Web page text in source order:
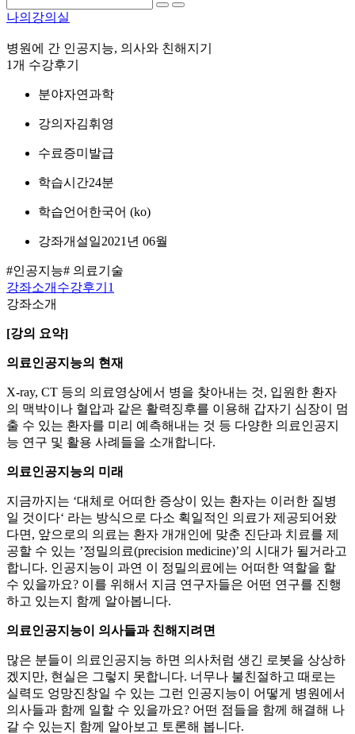
나의강의실
병원에 간 인공지능, 의사와 친해지기
1개 수강후기
분야자연과학
강의자김휘영
수료증미발급
학습시간24분
학습언어 한국어 ‎(ko)‎
강좌개설일2021년 06월
#인공지능# 의료기술
강좌소개 수강후기 1
강좌소개
[강의 요약]
의료인공지능의 현재
X-ray, CT 등의 의료영상에서 병을 찾아내는 것, 입원한 환자
의 맥박이나 혈압과 같은 활력징후를 이용해 갑자기 심장이 멈
출 수 있는 환자를 미리 예측해내는 것 등 다양한 의료인공지
능 연구 및 활용 사례들을 소개합니다.
의료인공지능의 미래
지금까지는 ‘대체로 어떠한 증상이 있는 환자는 이러한 질병
일 것이다‘ 라는 방식으로 다소 획일적인 의료가 제공되어왔
다면, 앞으로의 의료는 환자 개개인에 맞춘 진단과 치료를 제
공할 수 있는 ’정밀의료(precision medicine)’의 시대가 될거라고
합니다. 인공지능이 과연 이 정밀의료에는 어떠한 역할을 할
수 있을까요? 이를 위해서 지금 연구자들은 어떤 연구를 진행
하고 있는지 함께 알아봅니다.
의료인공지능이 의사들과 친해지려면
많은 분들이 의료인공지능 하면 의사처럼 생긴 로봇을 상상하
겠지만, 현실은 그렇지 못합니다. 너무나 불친절하고 때로는
실력도 엉망진창일 수 있는 그런 인공지능이 어떻게 병원에서
의사들과 함께 일할 수 있을까요? 어떤 점들을 함께 해결해 나
갈 수 있는지 함께 알아보고 토론해 봅니다.